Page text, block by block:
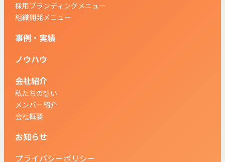
採用ブランディングメニュー
組織開発メニュー
事例・実績
ノウハウ
会社紹介
私たちの想い
メンバー紹介
会社概要
お知らせ
プライバシーポリシー